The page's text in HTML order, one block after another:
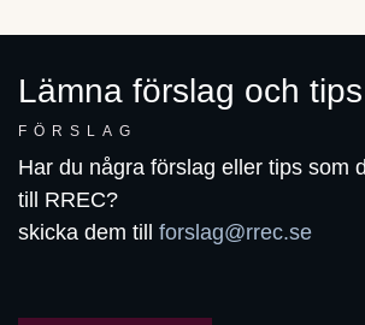
Lämna förslag och tips
FÖRSLAG
Har du några förslag eller tips som
till RREC?
skicka dem till forslag@rrec.se